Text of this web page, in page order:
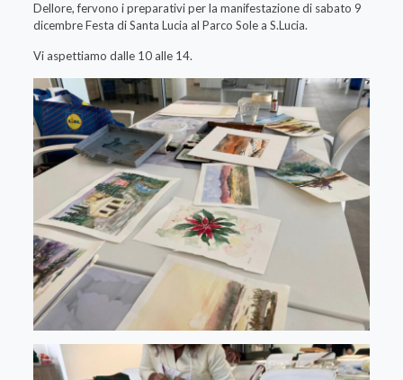
Dellore, fervono i preparativi per la manifestazione di sabato 9
dicembre Festa di Santa Lucia al Parco Sole a S.Lucia.
Vi aspettiamo dalle 10 alle 14.